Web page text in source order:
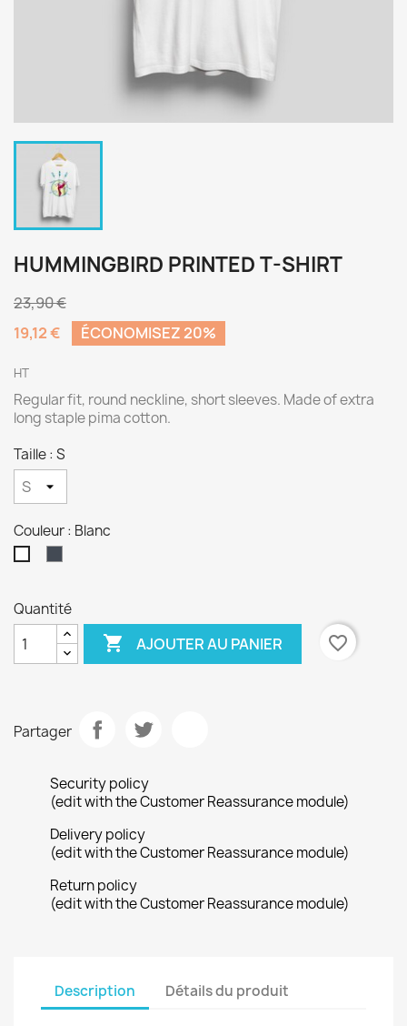
HUMMINGBIRD PRINTED T-SHIRT
23,90 €
19,12 €
ÉCONOMISEZ 20%
HT
Regular fit, round neckline, short sleeves. Made of extra
long staple pima cotton.
Taille : S
Couleur : Blanc
Quantité
 AJOUTER AU PANIER favorite_border
Partager
Security policy
(edit with the Customer Reassurance module)
Delivery policy
(edit with the Customer Reassurance module)
Return policy
(edit with the Customer Reassurance module)
Description Détails du produit